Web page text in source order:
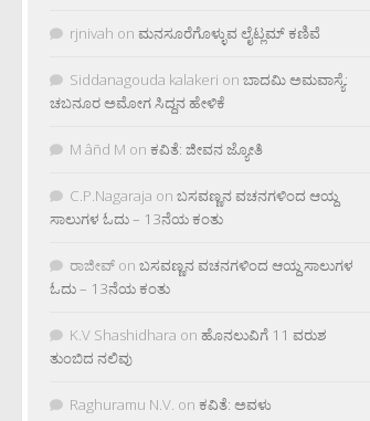
rjnivah on ಮನಸೂರೆಗೊಳ್ಳುವ ಲೈಟ್ಲಮ್ ಕಣಿವೆ
Siddanagouda kalakeri on ಬಾದಮಿ ಅಮವಾಸ್ಯೆ:
ಚಬನೂರ ಅಮೋಗ ಸಿದ್ದನ ಹೇಳಿಕೆ
M âñd M on ಕವಿತೆ: ಜೀವನ ಜ್ಯೋತಿ
C.P.Nagaraja on ಬಸವಣ್ಣನ ವಚನಗಳಿಂದ ಆಯ್ದ
ಸಾಲುಗಳ ಓದು – 13ನೆಯ ಕಂತು
ರಾಜೀವ್ on ಬಸವಣ್ಣನ ವಚನಗಳಿಂದ ಆಯ್ದ ಸಾಲುಗಳ
ಓದು – 13ನೆಯ ಕಂತು
K.V Shashidhara on ಹೊನಲುವಿಗೆ 11 ವರುಶ
ತುಂಬಿದ ನಲಿವು
Raghuramu N.V. on ಕವಿತೆ: ಅವಳು